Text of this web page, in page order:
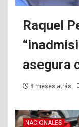
Raquel
asegura
8 meses atrás
NACIONALES